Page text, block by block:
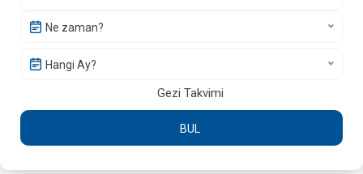
Ne zaman?
Hangi Ay?
Gezi Takvimi
BUL